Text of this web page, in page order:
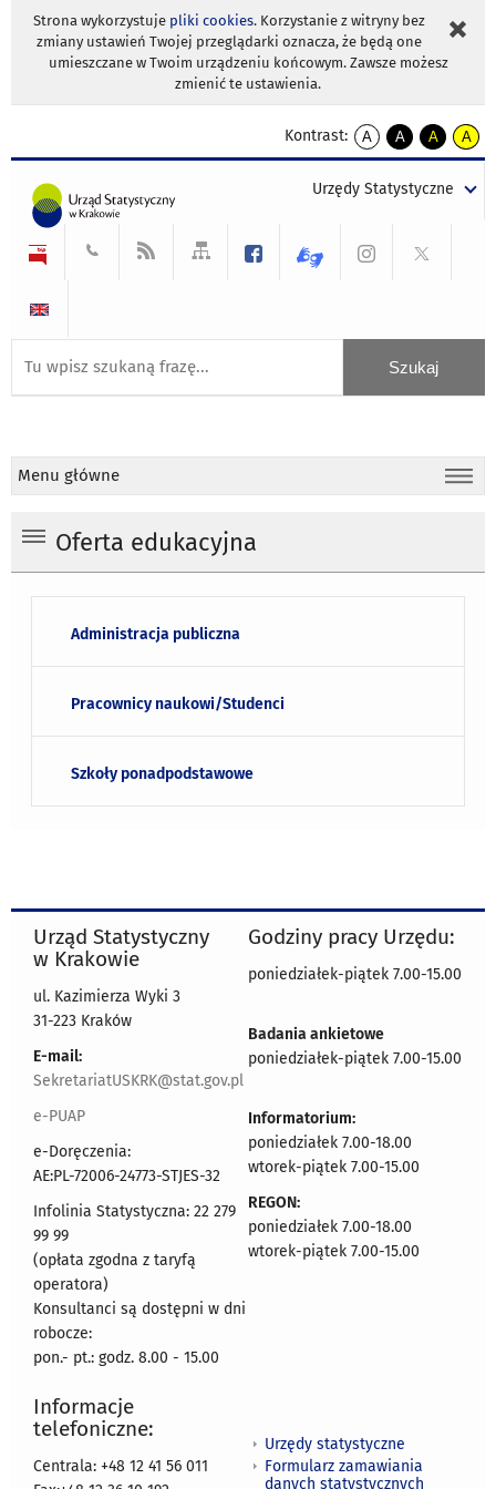
Strona wykorzystuje pliki cookies. Korzystanie z witryny bez
zmiany ustawień Twojej przeglądarki oznacza, że będą one
umieszczane w Twoim urządzeniu końcowym. Zawsze możesz
zmienić te ustawienia.
Kontrast:
A
kontrast
A
kontrast
tekst
czarnym
A
kontrast
tekst
czarnym
A
tekst
żółtym
Urzędy Statystyczne
Menu główne
Oferta edukacyjna
Administracja publiczna
Pracownicy naukowi/Studenci
Szkoły ponadpodstawowe
Urząd Statystyczny
w Krakowie
ul. Kazimierza Wyki 3
31-223 Kraków
E-mail:
SekretariatUSKRK@stat.gov.pl
e-PUAP
e-Doręczenia:
AE:PL-72006-24773-STJES-32
Infolinia Statystyczna: 22 279
99 99
(opłata zgodna z taryfą
operatora)
Konsultanci są dostępni w dni
robocze:
pon.- pt.: godz. 8.00 - 15.00
Godziny pracy Urzędu:
poniedziałek-piątek 7.00-15.00
Badania ankietowe
poniedziałek-piątek 7.00-15.00
Informatorium:
poniedziałek 7.00-18.00
wtorek-piątek 7.00-15.00
REGON:
poniedziałek 7.00-18.00
wtorek-piątek 7.00-15.00
Informacje
telefoniczne:
Centrala: +48 12 41 56 011
Urzędy statystyczne
Formularz zamawiania
danych statystycznych